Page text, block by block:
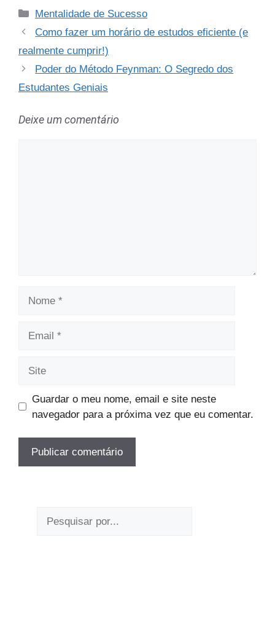
Categorias
Mentalidade de Sucesso
Como fazer um horário de estudos eficiente (e
realmente cumprir!)
Poder do Método Feynman: O Segredo dos
Estudantes Geniais
Deixe um comentário
Guardar o meu nome, email e site neste
navegador para a próxima vez que eu comentar.